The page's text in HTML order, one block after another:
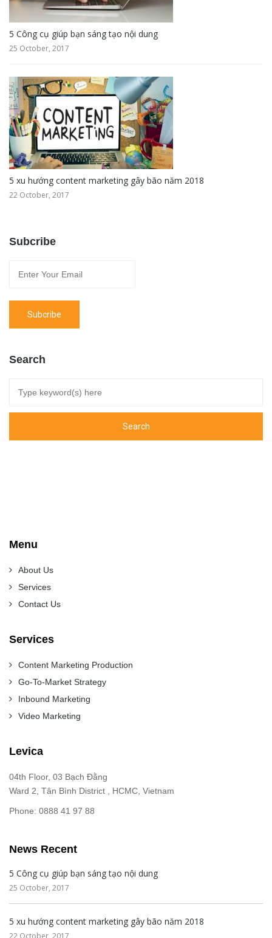
5 Công cụ giúp bạn sáng tạo nội dung
25 October, 2017
5 xu hướng content marketing gây bão năm 2018
22 October, 2017
Subcribe
Search
Menu
About Us
Services
Contact Us
Services
Content Marketing Production
Go-To-Market Strategy
Inbound Marketing
Video Marketing
Levica
04th Floor, 03 Bạch Đằng
Ward 2, Tân Bình District , HCMC, Vietnam
Phone: 0888 41 97 88
News Recent
5 Công cụ giúp bạn sáng tạo nội dung
25 October, 2017
5 xu hướng content marketing gây bão năm 2018